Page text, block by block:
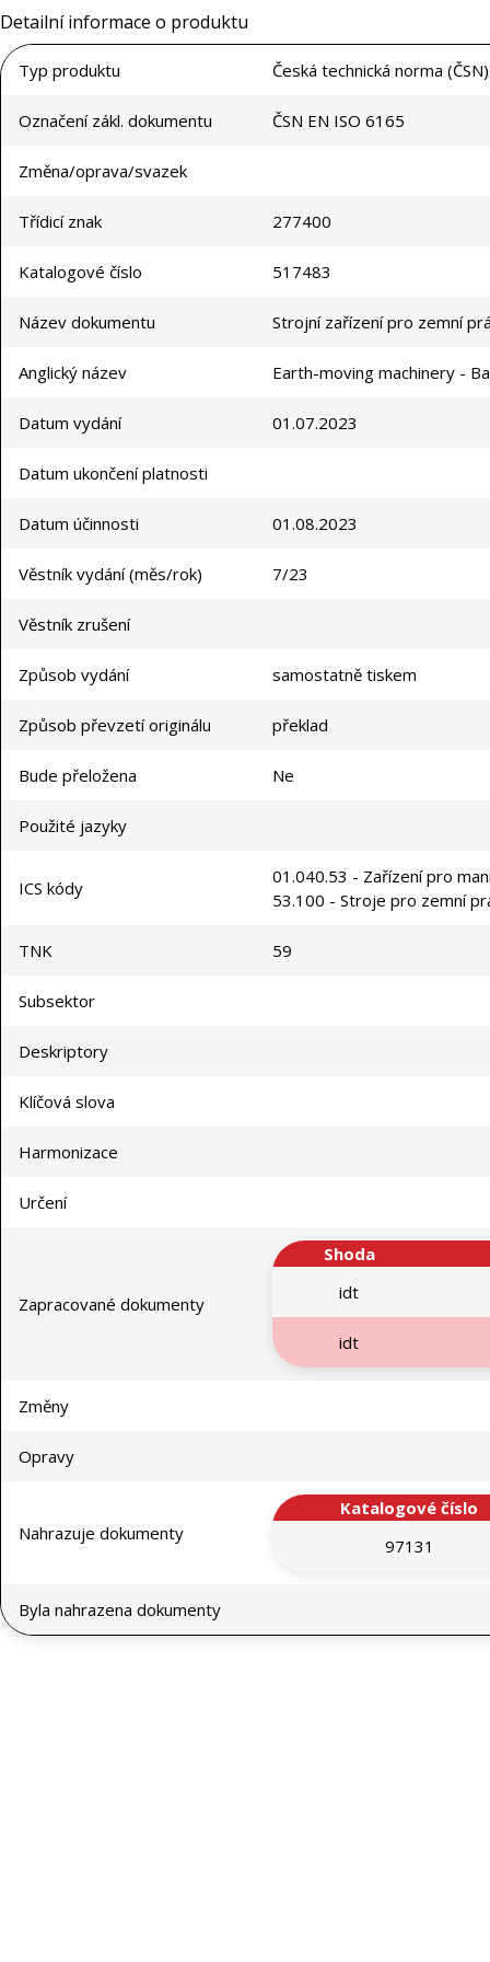
Detailní informace o produktu
Typ produktu Česká technická norma (ČSN)
Označení zákl. dokumentu ČSN EN ISO 6165
Změna/oprava/svazek
Třídicí znak 277400
Katalogové číslo 517483
Název dokumentu Strojní zařízení pro zemní
Anglický název Earth-moving machinery -
Datum vydání 01.07.2023
Datum ukončení platnosti
Datum účinnosti 01.08.2023
Věstník vydání (měs/rok) 7/23
Věstník zrušení
Způsob vydání samostatně tiskem
Způsob převzetí originálu překlad
Bude přeložena Ne
Použité jazyky
ICS kódy
01.040.53 - Zařízení pro
53.100 - Stroje pro zemní
TNK 59
Subsektor
Deskriptory
Klíčová slova
Harmonizace
Určení
Zapracované dokumenty
Shoda
idt
idt
Změny
Opravy
Nahrazuje dokumenty
Katalogové číslo
97131
Byla nahrazena dokumenty